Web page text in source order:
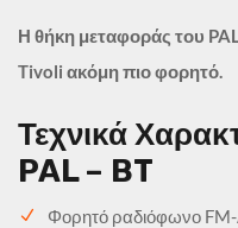
Η θήκη μεταφοράς του
Tivoli ακόμη πιο φορητό.
Τεχνικά
PAL – BT
Φορητό ραδιόφωνο